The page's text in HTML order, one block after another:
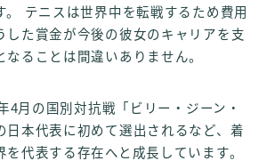
。 テニスは世界中を転戦するため費用
した賞金が今後の彼女のキャリアを支
なることは間違いありません。
4月の国別対抗戦「ビリー・ジーン・
日本代表に初めて選出されるなど、着
代表する存在へと成長しています。